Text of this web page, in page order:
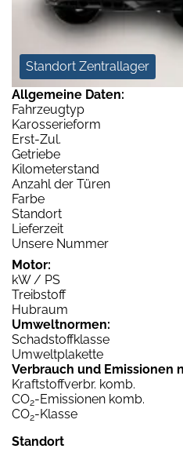
Standort Zentrallager
Allgemeine Daten:
Fahrzeugtyp
Karosserieform
Erst-Zul.
Getriebe
Kilometerstand
Anzahl der Türen
Farbe
Standort
Lieferzeit
Unsere Nummer
Motor:
kW / PS
Treibstoff
Hubraum
Umweltnormen:
Schadstoffklasse
Umweltplakette
Verbrauch und Emissionen
Kraftstoffverbr. komb.
CO2-Emissionen komb.
CO2-Klasse
Standort